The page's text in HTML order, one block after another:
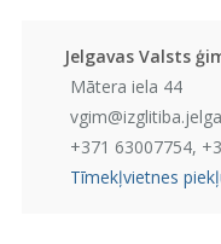
Jelgavas Valsts
Mātera iela 44
+371 63007754,
Tīmekļvietnes